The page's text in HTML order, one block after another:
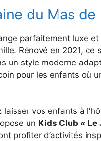
du Mas de
parfaitement luxe
Rénové en 2021,
un style moderne
pour les enfants où
laisser vos enfants à
un Kids Club « Le
profiter d’activités